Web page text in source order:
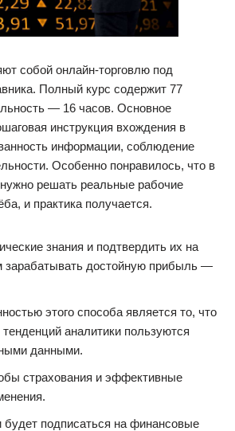
собой онлайн-торговлю под
Полный курс содержит 77
— 16 часов. Основное
инструкция вхождения в
информации, соблюдение
Особенно понравилось, что в
решать реальные рабочие
и практика получается.
знания и подтвердить их на
зарабатывать достойную прибыль —
этого способа является то, что
аналитики пользуются
данными.
страхования и эффективные
подписаться на финансовые